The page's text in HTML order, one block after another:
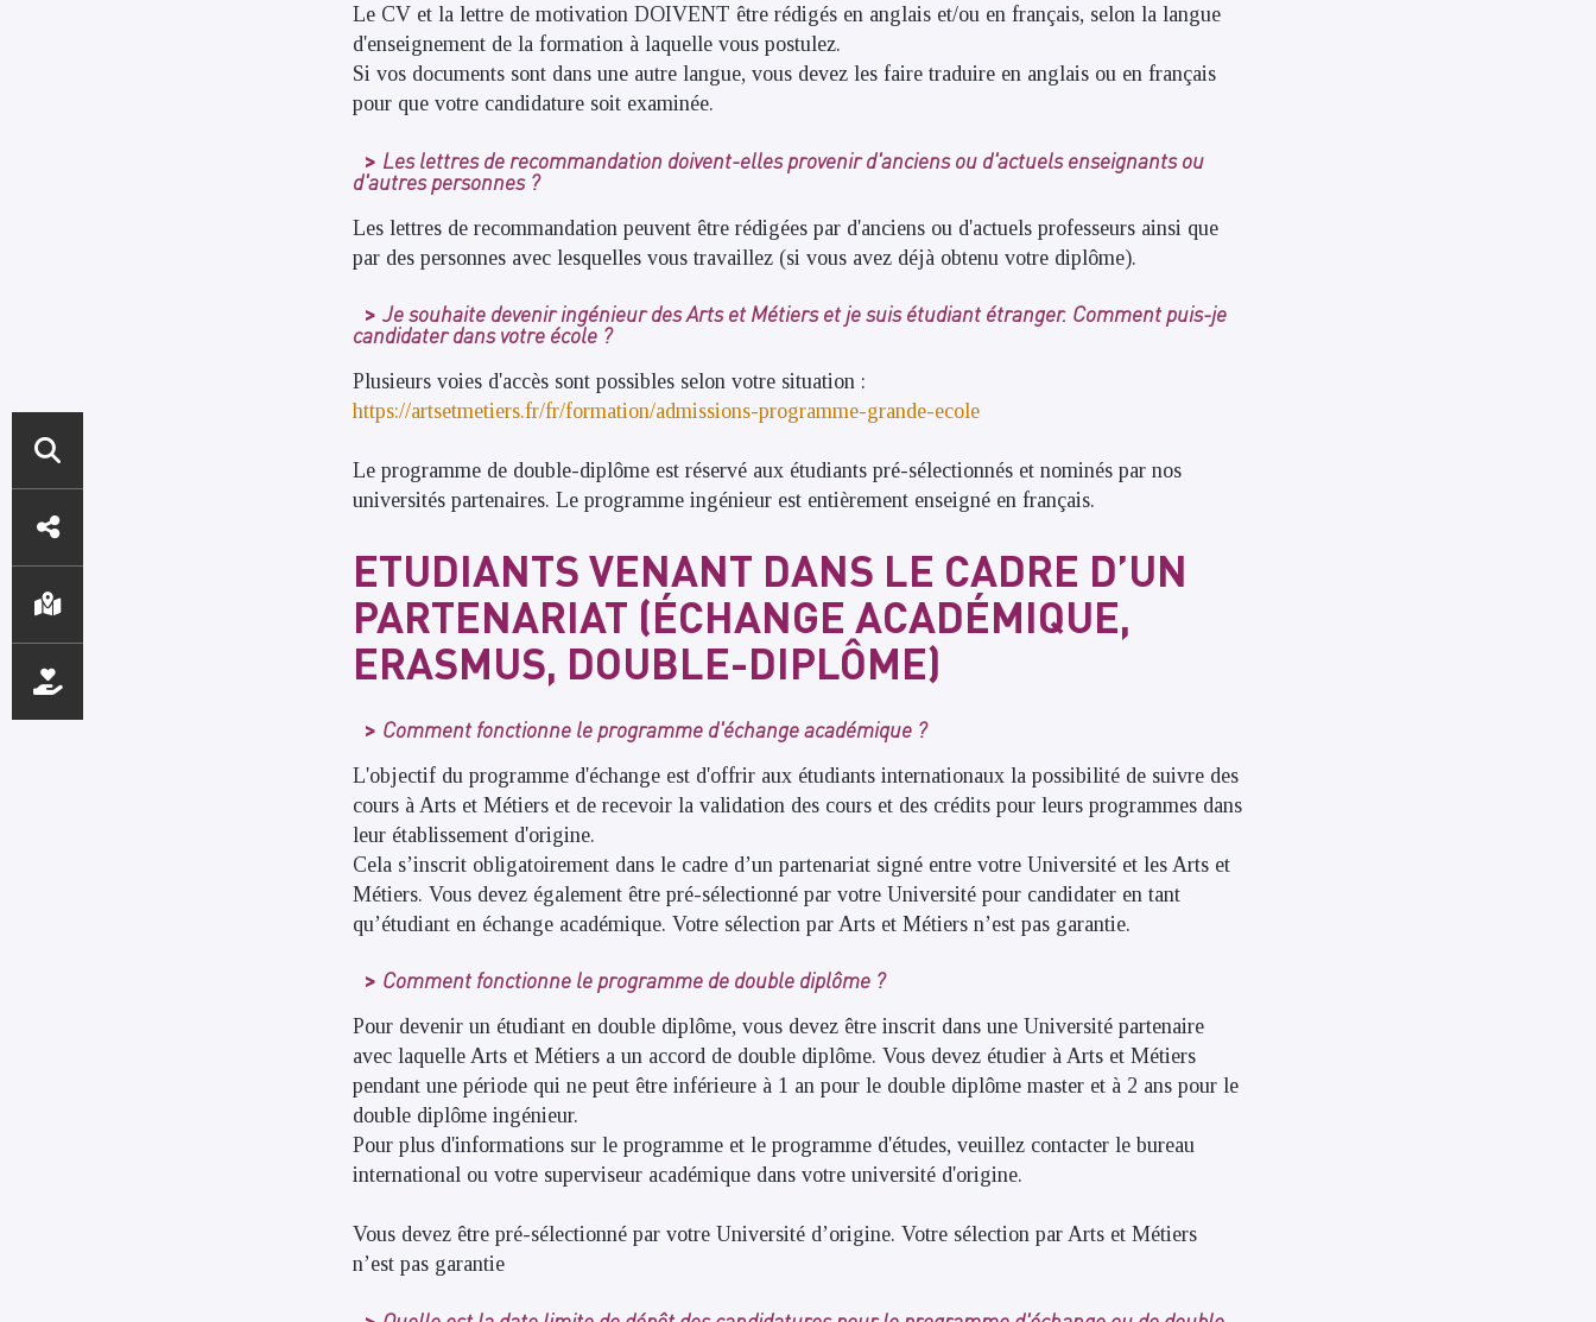
ACCÈS
DIRECTS
Le CV et la lettre de motivation DOIVENT être rédigés en anglais et/ou en français, selon la langue
d'enseignement de la formation à laquelle vous postulez.
Si vos documents sont dans une autre langue, vous devez les faire traduire en anglais ou en français
pour que votre candidature soit examinée.
Les lettres de recommandation doivent-elles provenir d'anciens ou d'actuels enseignants ou
d'autres personnes ?
Les lettres de recommandation peuvent être rédigées par d'anciens ou d'actuels professeurs ainsi que
par des personnes avec lesquelles vous travaillez (si vous avez déjà obtenu votre diplôme).
Je souhaite devenir ingénieur des Arts et Métiers et je suis étudiant étranger. Comment puis-je
candidater dans votre école ?
Plusieurs voies d'accès sont possibles selon votre situation :
https://artsetmetiers.fr/fr/formation/admissions-programme-grande-ecole
Le programme de double-diplôme est réservé aux étudiants pré-sélectionnés et nominés par nos
universités partenaires. Le programme ingénieur est entièrement enseigné en français.
ETUDIANTS VENANT DANS LE CADRE D’UN
PARTENARIAT (ÉCHANGE ACADÉMIQUE,
ERASMUS, DOUBLE-DIPLÔME)
Comment fonctionne le programme d'échange académique ?
L'objectif du programme d'échange est d'offrir aux étudiants internationaux la possibilité de suivre des
cours à Arts et Métiers et de recevoir la validation des cours et des crédits pour leurs programmes dans
leur établissement d'origine.
Cela s’inscrit obligatoirement dans le cadre d’un partenariat signé entre votre Université et les Arts et
Métiers. Vous devez également être pré-sélectionné par votre Université pour candidater en tant
qu’étudiant en échange académique. Votre sélection par Arts et Métiers n’est pas garantie.
Comment fonctionne le programme de double diplôme ?
Pour devenir un étudiant en double diplôme, vous devez être inscrit dans une Université partenaire
avec laquelle Arts et Métiers a un accord de double diplôme. Vous devez étudier à Arts et Métiers
pendant une période qui ne peut être inférieure à 1 an pour le double diplôme master et à 2 ans pour le
double diplôme ingénieur.
Pour plus d'informations sur le programme et le programme d'études, veuillez contacter le bureau
international ou votre superviseur académique dans votre université d'origine.
Vous devez être pré-sélectionné par votre Université d’origine. Votre sélection par Arts et Métiers
n’est pas garantie